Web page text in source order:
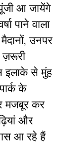
आ जायेंगे
पाने वाला
उनपर
ज़रूरी
इलाके से मुंह
के
मजबूर कर
और
आ रहे हैं